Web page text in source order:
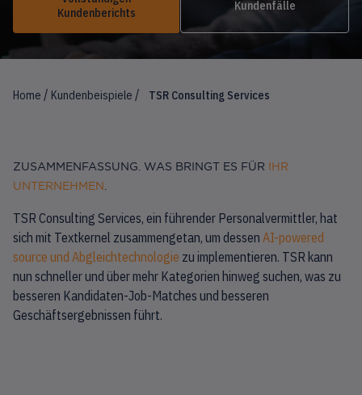
Kundenberichts
Kundenfälle
Home / Kundenbeispiele / TSR Consulting Services
ZUSAMMENFASSUNG. WAS BRINGT ES FÜR IHR
UNTERNEHMEN
TSR Consulting Services, ein führender Personalvermittler, hat
sich mit Textkernel zusammengetan, um dessen AI-powered
source und Abgleichtechnologie zu implementieren. TSR kann
nun schneller und über mehr Kategorien hinweg suchen, was zu
besseren Kandidaten-Job-Matches und besseren
Geschäftsergebnissen führt.